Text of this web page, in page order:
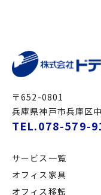
〒652-0801
兵庫県神戸市兵庫区
TEL.078-579-
サービス一覧
オフィス家具
オフィス移転